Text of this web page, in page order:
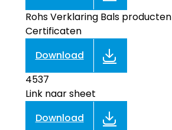
Rohs Verklaring Bals producten
Certificaten
Download
4537
Link naar sheet
Download